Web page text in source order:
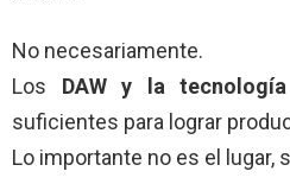
No necesariamente.
Los DAW y la
suficientes para lograr
Lo importante no es el lugar,